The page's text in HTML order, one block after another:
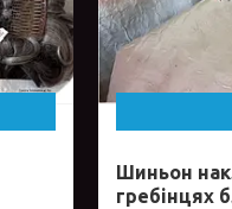
Шиньон
гребінцях